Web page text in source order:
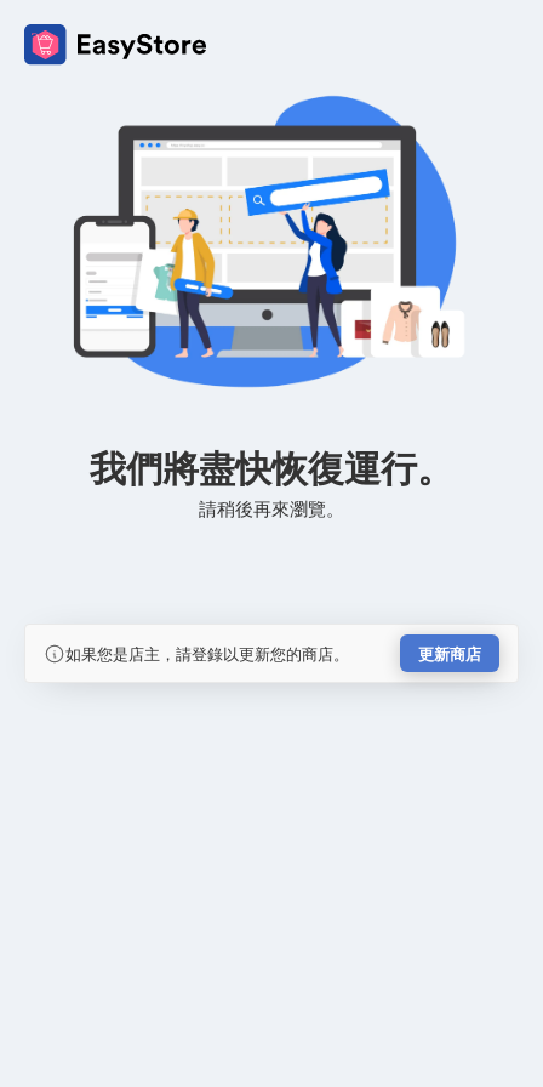
我們將盡快恢復運行。
請稍後再來瀏覽。
如果您是店主，請登錄以更新您的商店。 更新商店